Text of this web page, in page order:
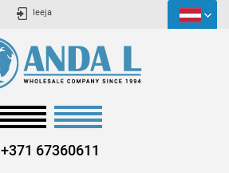
Ieeja
+371 67360611